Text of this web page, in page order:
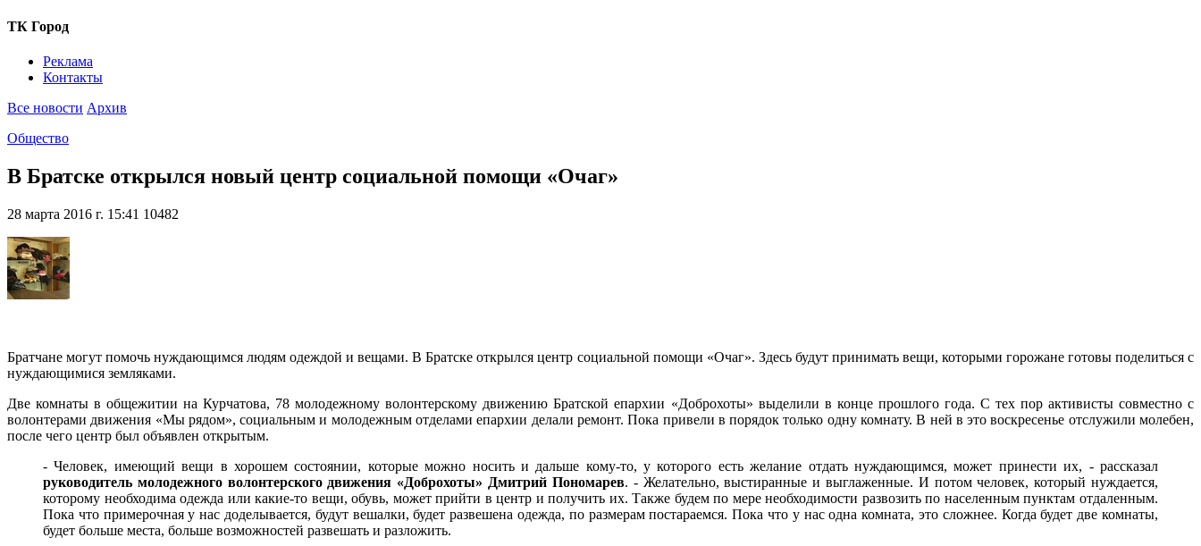
ТК Город
Реклама
Контакты
Все новости Архив
Общество
В Братске открылся новый центр социальной помощи «Очаг»
28 марта 2016 г. 15:41 10482
Братчане могут помочь нуждающимся людям одеждой и вещами. В Братске открылся центр социальной помощи «Очаг». Здесь будут принимать вещи, которыми горожане готовы поделиться с
нуждающимися земляками.
Две комнаты в общежитии на Курчатова, 78 молодежному волонтерскому движению Братской епархии «Доброхоты» выделили в конце прошлого года. С тех пор активисты совместно с
волонтерами движения «Мы рядом», социальным и молодежным отделами епархии делали ремонт. Пока привели в порядок только одну комнату. В ней в это воскресенье отслужили молебен,
после чего центр был объявлен открытым.
- Человек, имеющий вещи в хорошем состоянии, которые можно носить и дальше кому-то, у которого есть желание отдать нуждающимся, может принести их, - рассказал
руководитель молодежного волонтерского движения «Доброхоты» Дмитрий Пономарев. - Желательно, выстиранные и выглаженные. И потом человек, который нуждается,
которому необходима одежда или какие-то вещи, обувь, может прийти в центр и получить их. Также будем по мере необходимости развозить по населенным пунктам отдаленным.
Пока что примерочная у нас доделывается, будут вешалки, будет развешена одежда, по размерам постараемся. Пока что у нас одна комната, это сложнее. Когда будет две комнаты,
будет больше места, больше возможностей развешать и разложить.